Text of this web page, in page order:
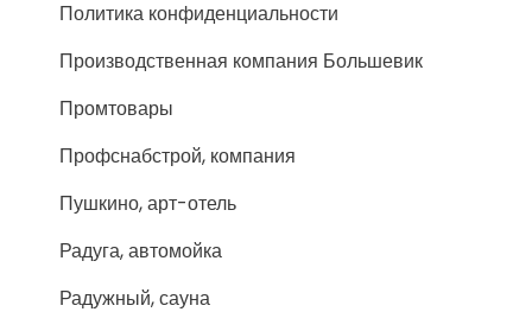
Политика конфиденциальности
Производственная компания Большевик
Промтовары
Профснабстрой, компания
Пушкино, арт-отель
Радуга, автомойка
Радужный, сауна